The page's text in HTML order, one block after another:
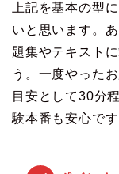
上記を基本の型
いと思います。
題集やテキスト
う。一度やった
目安として30分
験本番も安心です